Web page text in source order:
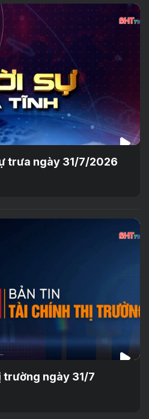
trưa ngày 31/7/2026
trường ngày 31/7